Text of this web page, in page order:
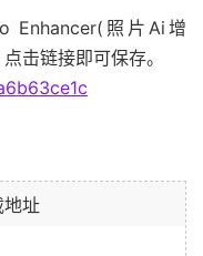
Enhancer(照片Ai增
击链接即可保存。
地址